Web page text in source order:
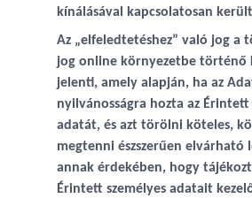
kínálásával kapcsolatosan
Az „elfeledtetéshez” való jog a
jog online környezetbe történő
jelenti, amely alapján, ha az
nyilvánosságra hozta az Érintett
adatát, és azt törölni köteles,
megtenni észszerűen elvárható
annak érdekében, hogy
Érintett személyes adatait